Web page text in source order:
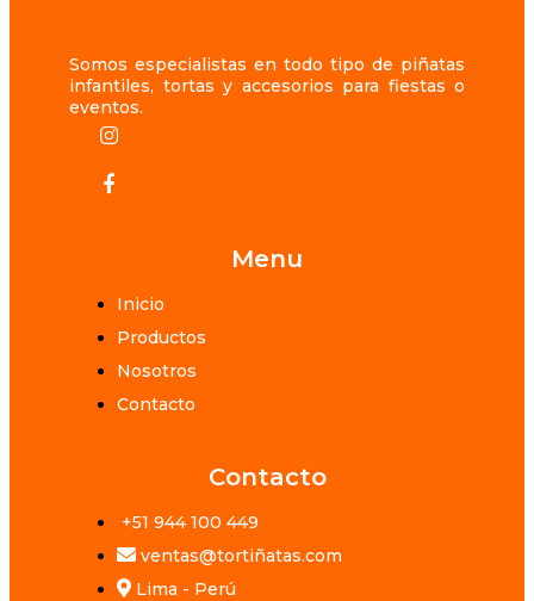
Somos especialistas en todo tipo de piñatas
infantiles, tortas y accesorios para fiestas o
eventos.
Menu
Inicio
Productos
Nosotros
Contacto
Contacto
+51 944 100 449
ventas@tortiñatas.com
Lima - Perú